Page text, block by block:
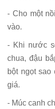
- Cho một
vào.
- Khi nước
chua, đậu
bột ngọt
giá.
- Múc canh